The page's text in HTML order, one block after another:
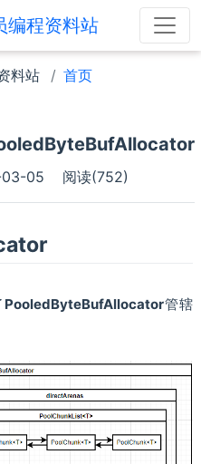
编程资料站
料站
首页
05 阅读(752)
PooledByteBufAllocator管辖